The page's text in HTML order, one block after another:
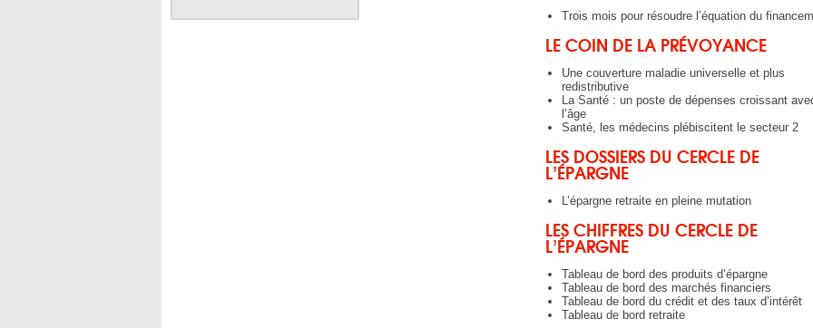
Trois mois pour résoudre l’équation du
LE COIN DE LA PRÉVOYANCE
Une couverture maladie universelle et plus
redistributive
La Santé : un poste de dépenses croissant
l’âge
Santé, les médecins plébiscitent le secteur 2
LES DOSSIERS DU CERCLE DE
L’ÉPARGNE
L’épargne retraite en pleine mutation
LES CHIFFRES DU CERCLE DE
L’ÉPARGNE
Tableau de bord des produits d’épargne
Tableau de bord des marchés financiers
Tableau de bord du crédit et des taux d’intérêt
Tableau de bord retraite